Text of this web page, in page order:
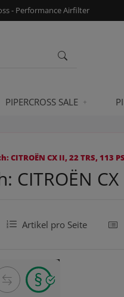
- Performance Airfilter
PIPERCROSS SALE
CITROËN CX II, 22 TRS, 113
CITROËN
Artikel pro Seite